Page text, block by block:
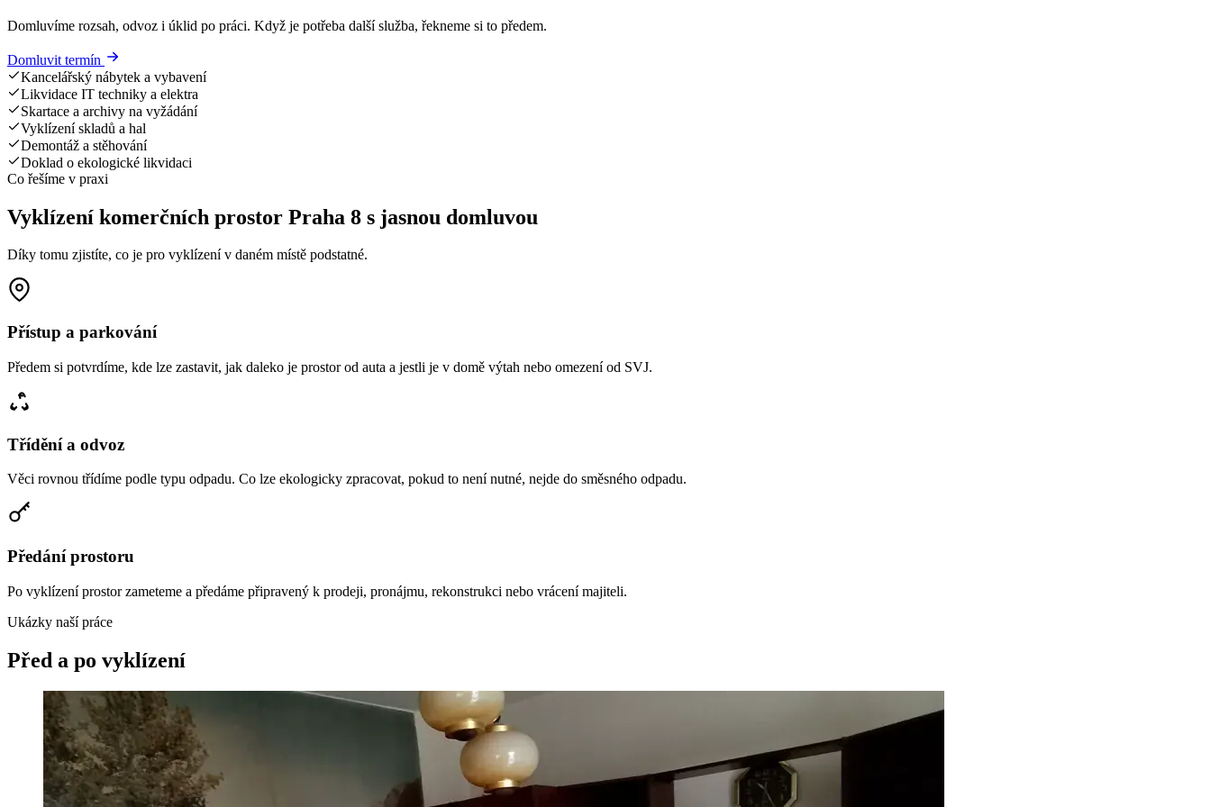
Domluvíme rozsah, odvoz i úklid po práci. Když je potřeba další služba, řekneme si to předem.
Domluvit termín
Kancelářský nábytek a vybavení
Likvidace IT techniky a elektra
Skartace a archivy na vyžádání
Vyklízení skladů a hal
Demontáž a stěhování
Doklad o ekologické likvidaci
Co řešíme v praxi
Vyklízení komerčních prostor Praha 8 s jasnou domluvou
Díky tomu zjistíte, co je pro vyklízení v daném místě podstatné.
Přístup a parkování
Předem si potvrdíme, kde lze zastavit, jak daleko je prostor od auta a jestli je v domě výtah nebo omezení od SVJ.
Třídění a odvoz
Věci rovnou třídíme podle typu odpadu. Co lze ekologicky zpracovat, pokud to není nutné, nejde do směsného odpadu.
Předání prostoru
Po vyklízení prostor zameteme a předáme připravený k prodeji, pronájmu, rekonstrukci nebo vrácení majiteli.
Ukázky naší práce
Před a po vyklízení